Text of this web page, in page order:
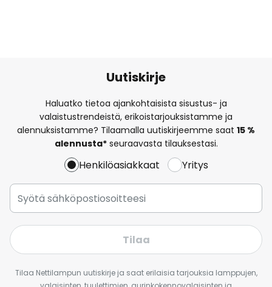
Uutiskirje
Haluatko tietoa ajankohtaisista sisustus- ja
valaistustrendeistä, erikoistarjouksistamme ja
alennuksistamme? Tilaamalla uutiskirjeemme saat 15 %
alennusta*seuraavasta tilauksestasi.
Henkilöasiakkaat Yritys
Tilaa
Tilaa Nettilampun uutiskirje ja saat erilaisia tarjouksia lamppujen,